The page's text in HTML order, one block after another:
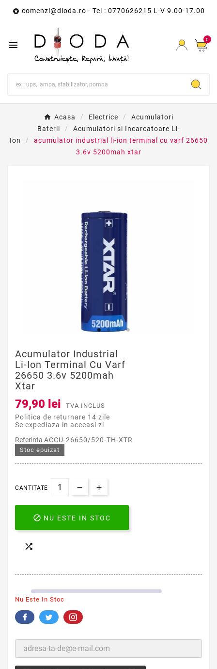
 comenzi@dioda.ro - Tel : 0770626215 L-V 9.00-17.00
 0
Acasa Electrice
Acumulatori
Baterii
Acumulatori si Incarcatoare Li-
Ion
acumulator industrial li-ion terminal cu varf 26650
3.6v 5200mah xtar
Acumulator Industrial
Li-Ion Terminal Cu Varf
26650 3.6v 5200mah
Xtar
79,90 lei TVA INCLUS
Politica de returnare 14 zile
Se expediaza in aceeasi zi
Referinta ACCU-26650/520-TH-XTR
Stoc epuizat
CANTITATE
 NU ESTE IN STOC

Nu Este In Stoc